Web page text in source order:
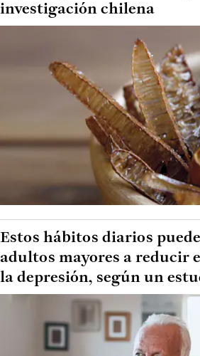
investigación chilena
Estos hábitos diarios
adultos mayores a reducir
la depresión, según un